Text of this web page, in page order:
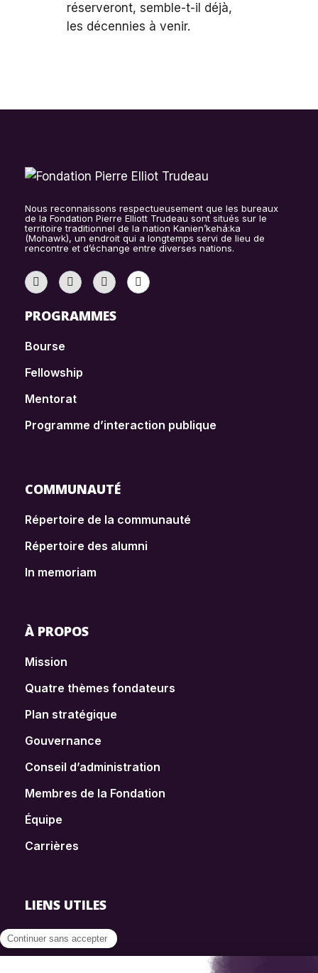
réserveront, semble-t-il déjà,
les décennies à venir.
Nous reconnaissons respectueusement que les bureaux
de la Fondation Pierre Elliott Trudeau sont situés sur le
territoire traditionnel de la nation Kanien’kehá:ka
(Mohawk), un endroit qui a longtemps servi de lieu de
rencontre et d’échange entre diverses nations.
PROGRAMMES
Bourse
Fellowship
Mentorat
Programme d’interaction publique
COMMUNAUTÉ
Répertoire de la communauté
Répertoire des alumni
In memoriam
À PROPOS
Mission
Quatre thèmes fondateurs
Plan stratégique
Gouvernance
Conseil d’administration
Membres de la Fondation
Équipe
Carrières
LIENS UTILES
FAQ